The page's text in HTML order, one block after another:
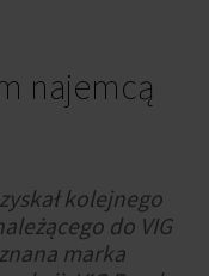
najemcą
kolejnego
do VIG
marka